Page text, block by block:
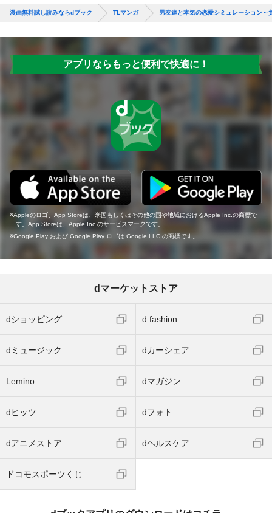
漫画無料試し読みならdブック TLマンガ 男友達と本気の恋愛シミュレーション～
アプリならもっと便利で快適に！
Appleのロゴ、App Storeは、米国もしくはその他の国や地域におけるApple Inc.の商標で
す。App Storeは、Apple Inc.のサービスマークです。
Google Play および Google Play ロゴは Google LLC の商標です。
dマーケットストア
dショッピング d fashion
dミュージック dカーシェア
Lemino dマガジン
dヒッツ dフォト
dアニメストア dヘルスケア
ドコモスポーツくじ